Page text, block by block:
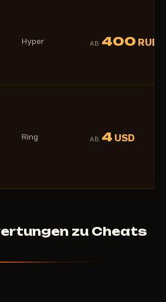
Hyper AB 400 RUB
Ring AB 4 USD
zu Cheats